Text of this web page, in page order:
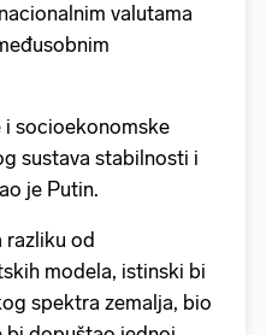
valutama
i socioekonomske
sustava stabilnosti i
je Putin.
razliku od
modela, istinski bi
spektra zemalja, bio